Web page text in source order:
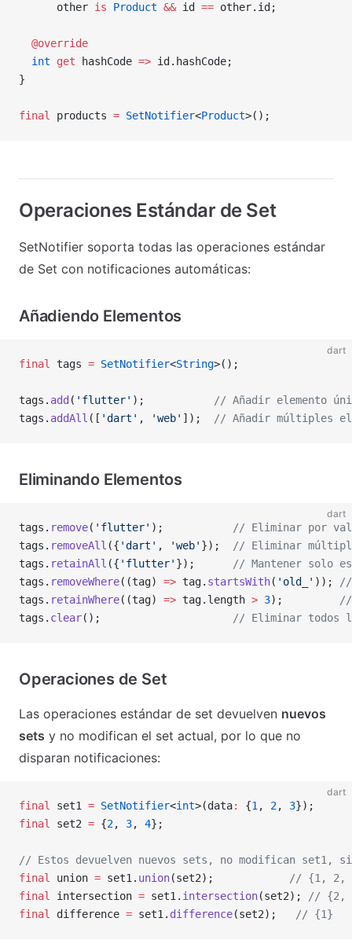
      other
is Product && id == other.id;
  @override
  int
get hashCode => id.hashCode;
}
final products = SetNotifier<Product>();
Operaciones Estándar de Set
SetNotifier soporta todas las operaciones estándar
de Set con notificaciones automáticas:
Añadiendo Elementos
dart
final tags = SetNotifier<String>();
tags. add ( 'flutter' );
// Añadir elemento
tags. addAll ([ 'dart' , 'web' ]); // Añadir múltiples
Eliminando Elementos
dart
tags. remove( 'flutter' );
// Eliminar por
tags. removeAll ({ 'dart' , 'web' });
// Eliminar
tags. retainAll ({ 'flutter' });
// Mantener solo
tags. removeWhere((tag) => tag. startsWith( 'old_' ));
//
tags. retainWhere((tag) => tag.length > 3);
//
tags. clear(); // Eliminar todos
Operaciones de Set
Las operaciones estándar de set devuelven nuevos
sets y no modifican el set actual, por lo que no
disparan notificaciones:
dart
final set1 = SetNotifier<int>(data: {1 , 2, 3});
final
set2 = {2, 3, 4};
// Estos devuelven nuevos sets, no modifican set1,
final
union = set1. union(set2);
// {1, 2,
final
intersection = set1. intersection(set2);
// {2,
final
difference = set1. difference(set2); // {1}